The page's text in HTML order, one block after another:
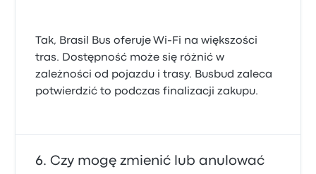
Tak, Brasil Bus oferuje Wi‑Fi na większości
tras. Dostępność może się różnić w
zależności od pojazdu i trasy. Busbud zaleca
potwierdzić to podczas finalizacji zakupu.
Czy mogę zmienić lub anulować